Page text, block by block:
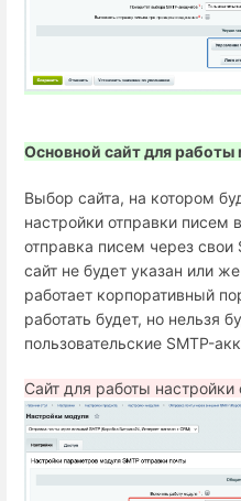
Основной сайт для работы
Выбор сайта, на котором
настройки отправки писем
отправка писем через свои
сайт не будет указан или
работает корпоративный
работать будет, но нельзя
пользовательские SMTP-
Сайт для работы настройки